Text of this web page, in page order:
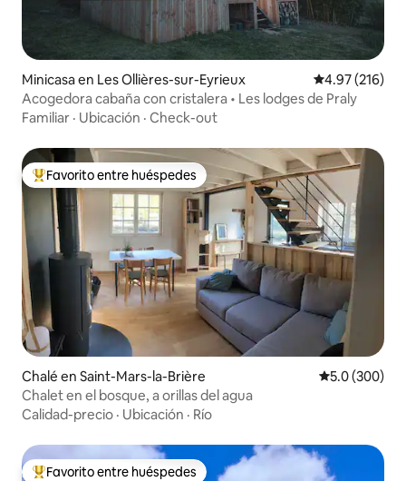
Minicasa en Les Ollières-sur-Eyrieux Calificación
4.97 (216)
Acogedora cabaña con cristalera • Les lodges de Praly
Familiar · Ubicación · Check-out
Favorito entre huéspedes preferido
Favorito entre huéspedes
Chalé en Saint-Mars-la-Brière Calificación
5.0 (300)
Chalet en el bosque, a orillas del agua
Calidad-precio · Ubicación · Río
Favorito entre huéspedes